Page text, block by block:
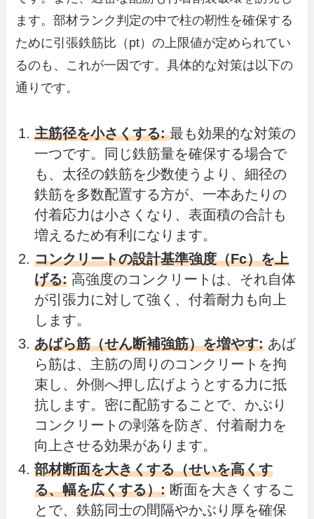
ます。部材ランク判定の中で柱の靭性を確保する
ために引張鉄筋比（pt）の上限値が定められてい
るのも、これが一因です。具体的な対策は以下の
通りです。
主筋径を小さくする: 最も効果的な対策の
一つです。同じ鉄筋量を確保する場合で
も、太径の鉄筋を少数使うより、細径の
鉄筋を多数配置する方が、一本あたりの
付着応力は小さくなり、表面積の合計も
増えるため有利になります。
コンクリートの設計基準強度（Fc）を上
げる: 高強度のコンクリートは、それ自体
が引張力に対して強く、付着耐力も向上
します。
あばら筋（せん断補強筋）を増やす: あば
ら筋は、主筋の周りのコンクリートを拘
束し、外側へ押し広げようとする力に抵
抗します。密に配筋することで、かぶり
コンクリートの剥落を防ぎ、付着耐力を
向上させる効果があります。
部材断面を大きくする（せいを高くす
る、幅を広くする）: 断面を大きくするこ
とで、鉄筋同士の間隔やかぶり厚を確保